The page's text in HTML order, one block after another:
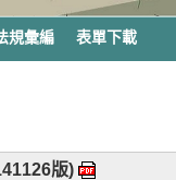
規彙編 表單下載
版)